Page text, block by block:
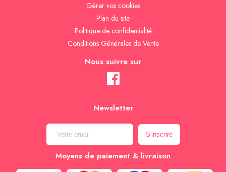
Gèrer vos cookies
Plan du site
Politique de confidentialité
Conditions Générales de Vente
Nous suivre sur
Newsletter
Moyens de paiement & livraison